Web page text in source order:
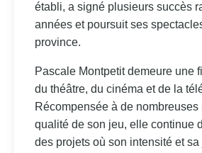
établi, a signé plusieurs succès
années et poursuit ses
province.
Pascale Montpetit demeure une
du théâtre, du cinéma et de la
Récompensée à de nombreuses
qualité de son jeu, elle continue
des projets où son intensité et